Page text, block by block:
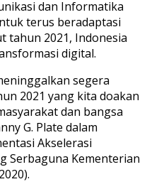
dan Informatika
terus beradaptasi
tahun 2021, Indonesia
digital.
segera
2021 yang kita doakan
dan bangsa
G. Plate dalam
Akselerasi
Serbaguna Kementerian